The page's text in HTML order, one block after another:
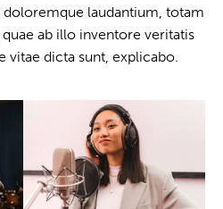
laudantium, totam
ab illo inventore veritatis
vitae dicta sunt, explicabo.